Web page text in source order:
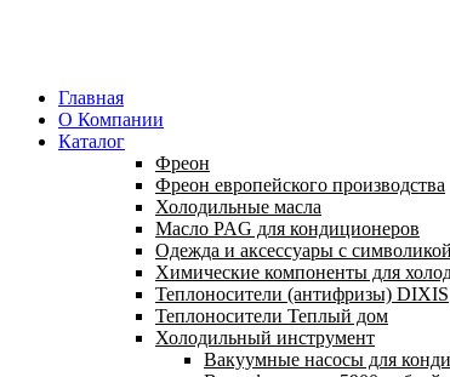
Главная
О Компании
Каталог
Фреон
Фреон европейского производства
Холодильные масла
Масло PAG для кондиционеров
Одежда и аксессуары с
Химические компоненты для
Теплоносители (антифризы) DIXIS
Теплоносители Теплый дом
Холодильный инструмент
Вакуумные насосы для